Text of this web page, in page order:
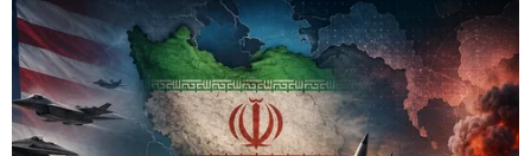
làm hai người thương vong
08/08/2026 14:58